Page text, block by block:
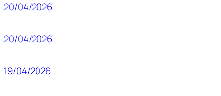
20/04/2026
20/04/2026
19/04/2026